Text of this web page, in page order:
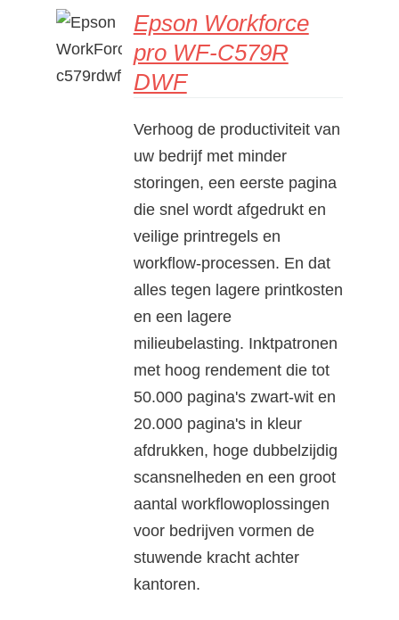
DETAILS
Epson Workforce
pro WF-C579R
DWF
Verhoog de productiviteit van
uw bedrijf met minder
storingen, een eerste pagina
die snel wordt afgedrukt en
veilige printregels en
workflow-processen. En dat
alles tegen lagere printkosten
en een lagere
milieubelasting. Inktpatronen
met hoog rendement die tot
50.000 pagina's zwart-wit en
20.000 pagina's in kleur
afdrukken, hoge dubbelzijdig
scansnelheden en een groot
aantal workflowoplossingen
voor bedrijven vormen de
stuwende kracht achter
kantoren.